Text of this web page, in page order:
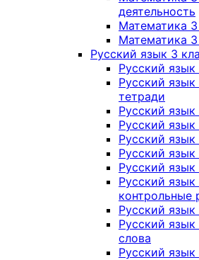
деятельность
Математика
Математика
Русский язык 3
Русский язык
Русский
тетради
Русский
Русский
Русский язык
Русский
Русский
Русский язык
контрольные
Русский
Русский
слова
Русский